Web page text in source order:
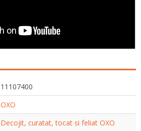
11107400
OXO
Decojit, curatat, tocat si feliat OXO